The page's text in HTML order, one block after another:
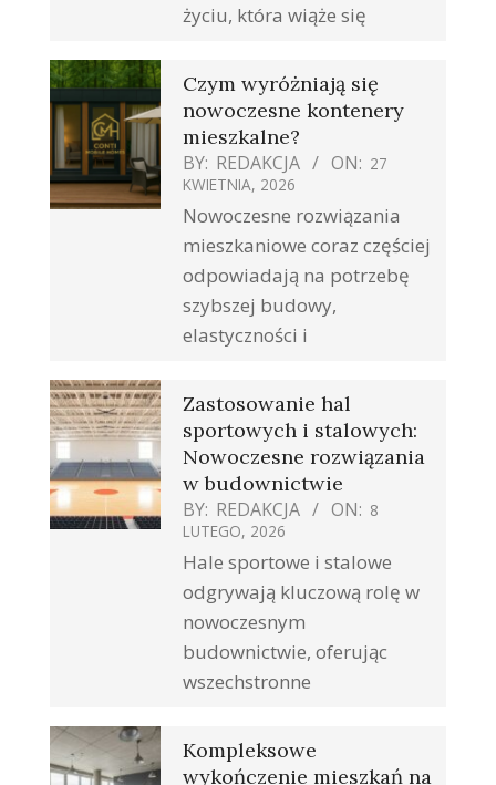
życiu, która wiąże się
Czym wyróżniają się
nowoczesne kontenery
mieszkalne?
BY: REDAKCJA ON: 27
KWIETNIA, 2026
Nowoczesne rozwiązania
mieszkaniowe coraz częściej
odpowiadają na potrzebę
szybszej budowy,
elastyczności i
Zastosowanie hal
sportowych i stalowych:
Nowoczesne rozwiązania
w budownictwie
BY: REDAKCJA ON: 8
LUTEGO, 2026
Hale sportowe i stalowe
odgrywają kluczową rolę w
nowoczesnym
budownictwie, oferując
wszechstronne
Kompleksowe
wykończenie mieszkań na